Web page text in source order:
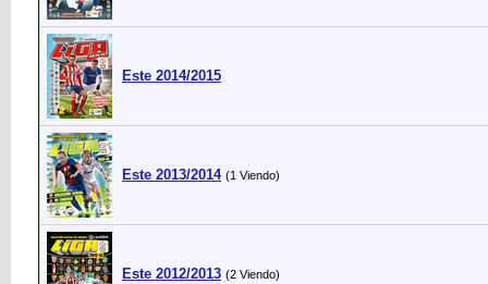
Este 2014/2015
Este 2013/2014 (1 Viendo)
Este 2012/2013 (2 Viendo)